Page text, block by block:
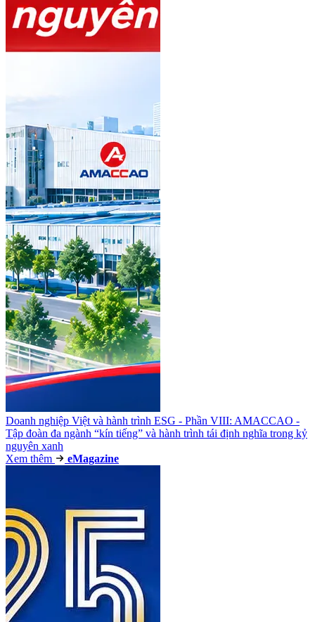
Doanh nghiệp Việt và hành trình ESG - Phần VIII: AMACCAO -
Tập đoàn đa ngành “kín tiếng” và hành trình tái định nghĩa trong kỷ
nguyên xanh
Xem thêm
eMagazine